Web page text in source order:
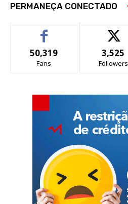
PERMANEÇA CONECTADO
50,319
Fans
3,525
Followers